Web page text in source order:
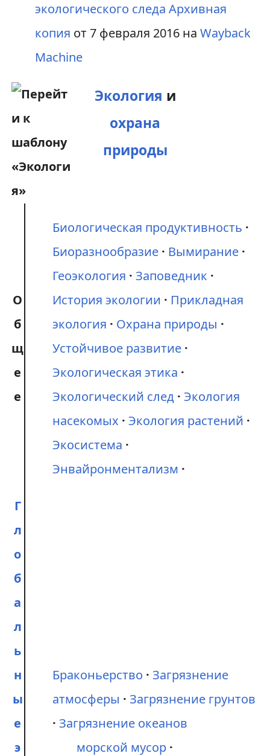
экологического следа Архивная
копия от 7 февраля 2016 на Wayback
Machine
Экология и
охрана
природы
О
б
щ
е
е
Биологическая продуктивность
Биоразнообразие
Вымирание
Геоэкология
Заповедник
История экологии
Прикладная
экология
Охрана природы
Устойчивое развитие
Экологическая этика
Экологический след Экология
насекомых
Экология растений
Экосистема
Энвайронментализм
Г
л
о
б
а
л
ь
н
ы
е
э
Браконьерство
Загрязнение
атмосферы
Загрязнение грунтов
Загрязнение океанов
морской мусор